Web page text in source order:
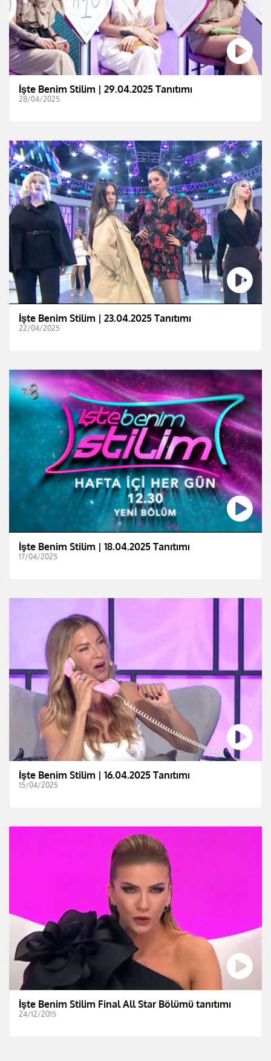
İşte Benim Stilim | 29.04.2025 Tanıtımı
28/04/2025
İşte Benim Stilim | 23.04.2025 Tanıtımı
22/04/2025
İşte Benim Stilim | 18.04.2025 Tanıtımı
17/04/2025
İşte Benim Stilim | 16.04.2025 Tanıtımı
15/04/2025
İşte Benim Stilim Final All Star Bölümü tanıtımı
24/12/2015